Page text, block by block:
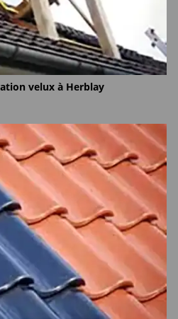
velux à Herblay